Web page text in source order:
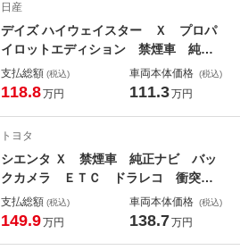
純正１５インチＡＷ オートハイビー
ム 車線逸脱警報
日産
デイズ ハイウェイスター Ｘ プロパ
イロットエディション 禁煙車 純正
ナビ 全周囲カメラ ドラレコ ＥＴ
Ｃ 衝突軽減装置 ＣＤ／ＤＶＤ／フ
ト スマートキー オートエアコン
ブレーキホールド
支払総額 (税込)
118.8万円
車両本体価格 (税込)
111.3万円
トヨタ
シエンタ Ｘ 禁煙車 純正ナビ バッ
クカメラ ＥＴＣ ドラレコ 衝突軽
減装置 電動スライドドア ＣＤ／Ｄ
ＶＤ／地デジ Ｂｌｕｅｔｏｏｔｈ接
支払総額 (税込)
149.9万円
車両本体価格 (税込)
138.7万円